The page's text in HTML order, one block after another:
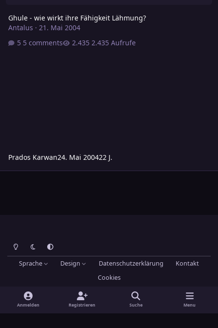
Ghule - wie wirkt ihre Fähigkeit Lähmung?
Antalus · 21. Mai 2004
5 comments
2.435 Aufrufe
Prados Karwan24. Mai 200422 J.
Heller ModusDunkler ModusSystemeinstellung
Sprache Design Datenschutzerklärung
Kontakt
Cookies
Hans-Joachim Maier
Invision Community
Anmelden Registrieren Suche Menu